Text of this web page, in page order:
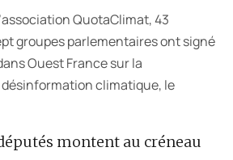
montent au créneau
QuotaClimat, 43
groupes parlementaires ont signé
Ouest France sur la
climatique, le